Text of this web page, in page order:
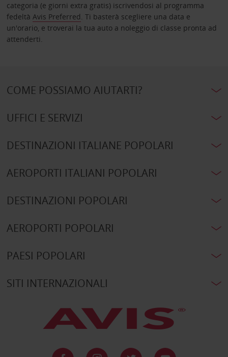
categoria (e giorni extra gratis) iscrivendosi al programma
fedeltà Avis Preferred. Ti basterà scegliere una data e
un'orario, e troverai la tua auto a noleggio di classe pronta ad
attenderti.
COME POSSIAMO AIUTARTI?
UFFICI E SERVIZI
DESTINAZIONI ITALIANE POPOLARI
AEROPORTI ITALIANI POPOLARI
DESTINAZIONI POPOLARI
AEROPORTI POPOLARI
PAESI POPOLARI
SITI INTERNAZIONALI